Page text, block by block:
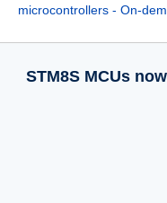
microcontrollers - On-
STM8S MCUs